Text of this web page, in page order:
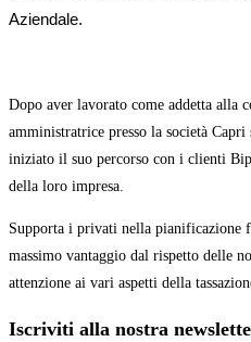
Aziendale.
Dopo aver lavorato come addetta alla
amministratrice presso la società
iniziato il suo percorso con i clienti
della loro impresa.
Supporta i privati nella pianificazione
massimo vantaggio dal rispetto delle
attenzione ai vari aspetti della
Iscriviti alla nostra